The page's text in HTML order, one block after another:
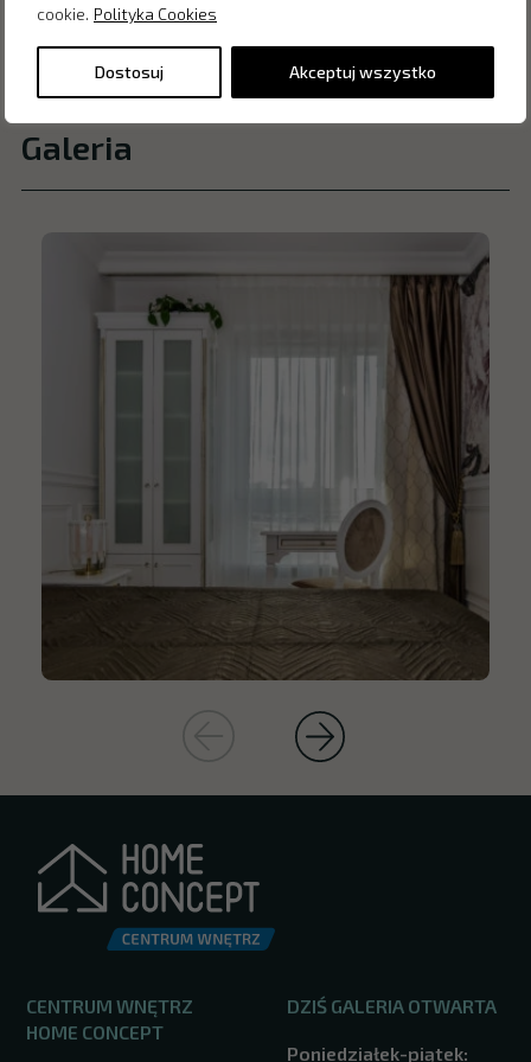
cookie. Polityka Cookies
Dostosuj Akceptuj wszystko
Galeria
CENTRUM WNĘTRZ
HOME CONCEPT
DZIŚ GALERIA OTWARTA
Poniedziałek-piątek: